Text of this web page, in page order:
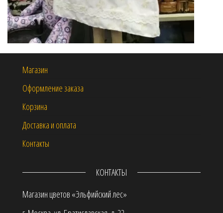
Магазин
Оформление заказа
Корзина
Доставка и оплата
Контакты
КОНТАКТЫ
Магазин цветов «Эльфийский лес»